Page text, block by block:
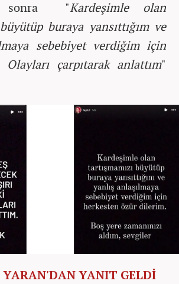
sonra "Kardeşimle olan
buraya yansıttığım ve
sebebiyet verdiğim için
çarpıtarak anlattım"
YARAN'DAN YANIT GELDİ